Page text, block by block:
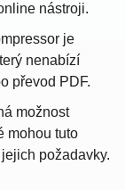
nástroji.
je
nenabízí
převod PDF.
možnost
mohou tuto
požadavky.